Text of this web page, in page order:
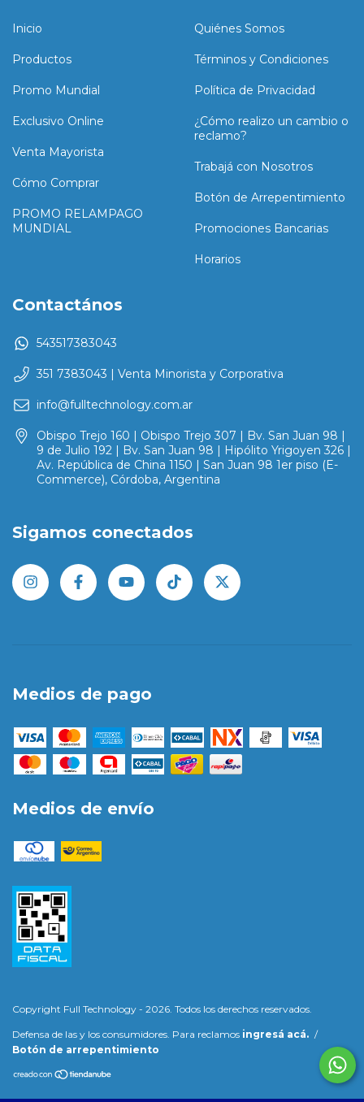
Inicio
Productos
Promo Mundial
Exclusivo Online
Venta Mayorista
Cómo Comprar
PROMO RELAMPAGO
MUNDIAL
Quiénes Somos
Términos y Condiciones
Política de Privacidad
¿Cómo realizo un cambio o
reclamo?
Trabajá con Nosotros
Botón de Arrepentimiento
Promociones Bancarias
Horarios
Contactános
543517383043
351 7383043 | Venta Minorista y Corporativa
info@fulltechnology.com.ar
Obispo Trejo 160 | Obispo Trejo 307 | Bv. San Juan 98 |
9 de Julio 192 | Bv. San Juan 98 | Hipólito Yrigoyen 326 |
Av. República de China 1150 | San Juan 98 1er piso (E-
Commerce), Córdoba, Argentina
Sigamos conectados
Medios de pago
Medios de envío
Copyright Full Technology - 2026. Todos los derechos reservados.
Defensa de las y los consumidores. Para reclamos ingresá acá. /
Botón de arrepentimiento